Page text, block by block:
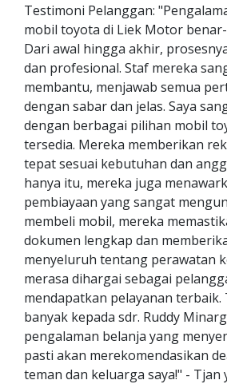
Testimoni Pelanggan:
mobil toyota di Liek Motor
Dari awal hingga akhir,
dan profesional. Staf mereka
membantu, menjawab semua
dengan sabar dan jelas. Saya
dengan berbagai pilihan mobil
tersedia. Mereka memberikan
tepat sesuai kebutuhan dan
hanya itu, mereka juga
pembiayaan yang sangat
membeli mobil, mereka
dokumen lengkap dan
menyeluruh tentang perawatan
merasa dihargai sebagai
mendapatkan pelayanan terbaik.
banyak kepada sdr. Ruddy
pengalaman belanja yang
pasti akan merekomendasikan
teman dan keluarga saya!" - Tjan